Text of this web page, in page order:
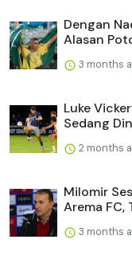
Dengan
Alasan
3 months
Luke
Sedang
2 months
Milomir
Arema FC,
3 months